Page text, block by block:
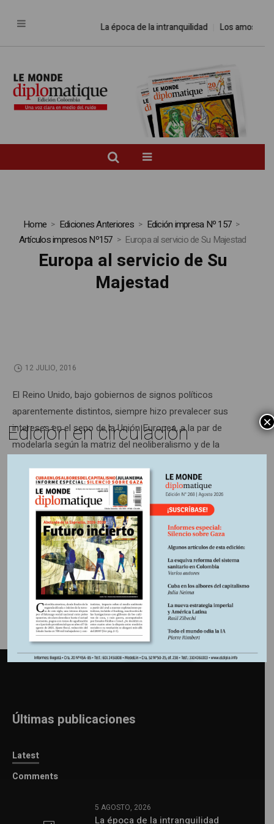
La época de la intranquilidad Los amos del
Home Ediciones Anteriores
Edición impresa Nº 157
Artículos impresos Nº157
Europa al servicio de Su Majestad
Europa al servicio de Su
Majestad
12 JULIO, 2016
El Reino Unido, bajo gobiernos de signos políticos
aparentemente distintos, siempre hizo prevalecer sus
intereses en el seno de la Unión Europea, a la par de
modelarla según la matriz del neoliberalismo y de la
tiempos de Margaret Thatcher.
Información adicional
Últimas publicaciones
Latest
Comments
5 AGOSTO, 2026
La época de la intranquilidad
Edición en circulación ×